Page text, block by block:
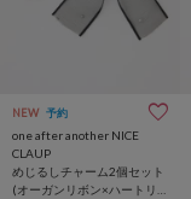
NEW 予約
one after another NICE
CLAUP
めじるしチャーム2個セット
(オーガンリボン×ハートリ